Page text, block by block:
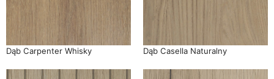
Dąb Carpenter Whisky Dąb Casella Naturalny